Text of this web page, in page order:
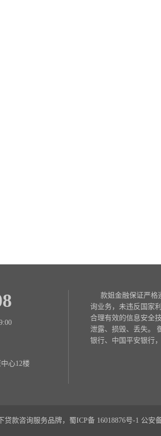
心12楼
款姐金融保证严格
询业务，未违反国家
合理有效的信息安全
泄露、损毁、丢失。
银行、中国平安银行
贷款咨询服务品牌，蜀ICP备 16018876号-1 公安